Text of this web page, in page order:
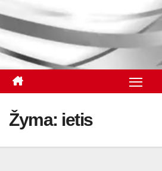
Žyma: ietis